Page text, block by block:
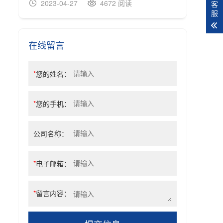
2023-04-27 4672 阅读
在线留言
*您的姓名：
*您的手机：
公司名称：
*电子邮箱：
*留言内容：
客
服